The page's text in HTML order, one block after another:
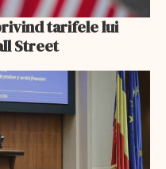
tarifele lui
Street